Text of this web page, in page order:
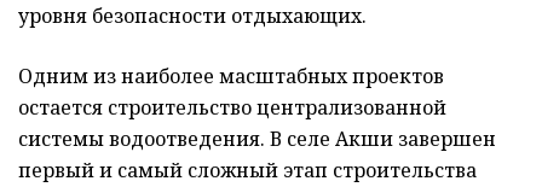
уровня безопасности отдыхающих.
Одним из наиболее масштабных проектов
остается строительство централизованной
системы водоотведения. В селе Акши завершен
первый и самый сложный этап строительства